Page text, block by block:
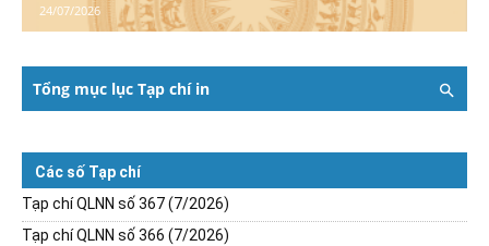
24/07/2026
Tổng mục lục Tạp chí in
Các số Tạp chí
Tạp chí QLNN số 367 (7/2026)
Tạp chí QLNN số 366 (7/2026)